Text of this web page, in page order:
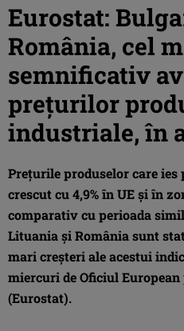
Eurostat:
România, cel
semnificativ
preţurilor
industriale, în
Preţurile produselor care
crescut cu 4,9% în UE şi în
comparativ cu perioada
Lituania şi România sunt
mari creşteri ale acestui
miercuri de Oficiul
(Eurostat).